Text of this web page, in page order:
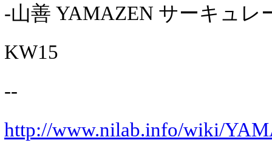
-山善 YAMAZEN サーキュレ
KW15
--
http://www.nilab.info/wiki/